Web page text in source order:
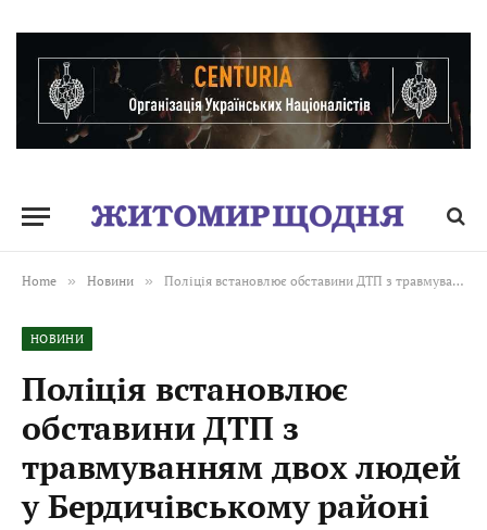
Home » Новини » Поліція встановлює обставини ДТП з травмуванням двох людей у Бердичівському районі
НОВИНИ
Поліція встановлює
обставини ДТП з
травмуванням двох людей
у Бердичівському районі